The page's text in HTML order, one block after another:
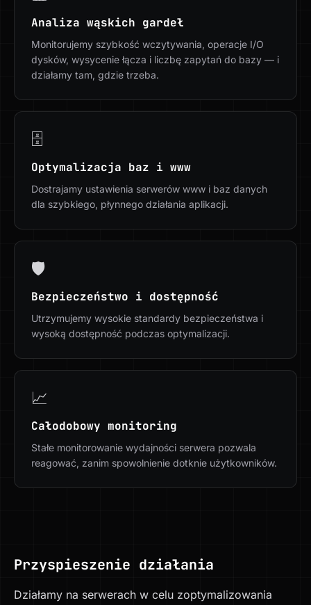
Analiza wąskich gardeł
Monitorujemy szybkość wczytywania, operacje I/O
dysków, wysycenie łącza i liczbę zapytań do bazy — i
działamy tam, gdzie trzeba.
🗄️
Optymalizacja baz i www
Dostrajamy ustawienia serwerów www i baz danych
dla szybkiego, płynnego działania aplikacji.
🛡️
Bezpieczeństwo i dostępność
Utrzymujemy wysokie standardy bezpieczeństwa i
wysoką dostępność podczas optymalizacji.
📈
Całodobowy monitoring
Stałe monitorowanie wydajności serwera pozwala
reagować, zanim spowolnienie dotknie użytkowników.
Przyspieszenie działania
Działamy na serwerach w celu zoptymalizowania